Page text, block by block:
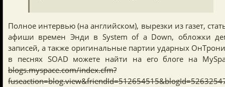
Полное интервью (на английском), вырезки из газет,
афиши времен Энди в System of a Down, обложки
записей, а также оригинальные партии ударных
в песнях SOAD можете найти на его блоге на
blogs.myspace.com/index.cfm?